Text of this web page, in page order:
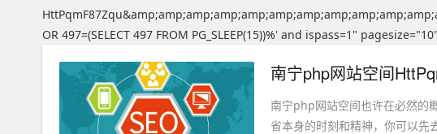
OR 497=(SELECT 497 FROM PG_SLEEP(15))%' and ispass=1"
南宁php网站空间也许在必然的
省本身的时刻和精神，你可以先